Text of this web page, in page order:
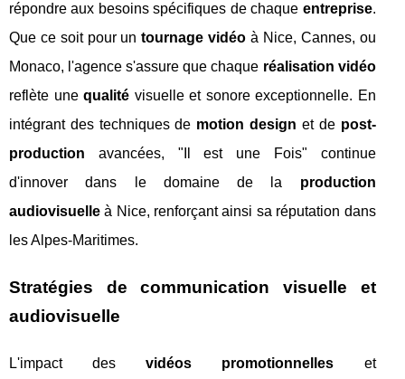
répondre aux besoins spécifiques de chaque entreprise.
Que ce soit pour untournage vidéo à Nice, Cannes, ou
Monaco, l'agence s'assure que chaque réalisation vidéo
reflète unequalité visuelle et sonore exceptionnelle. En
intégrant des techniques de motion design et de post-
production avancées, "Il est une Fois" continue
d'innover dans le domaine de la production
audiovisuelle à Nice, renforçant ainsi sa réputation dans
les Alpes-Maritimes.
Stratégies de communication visuelle et
audiovisuelle
L'impact desvidéos promotionnelles et